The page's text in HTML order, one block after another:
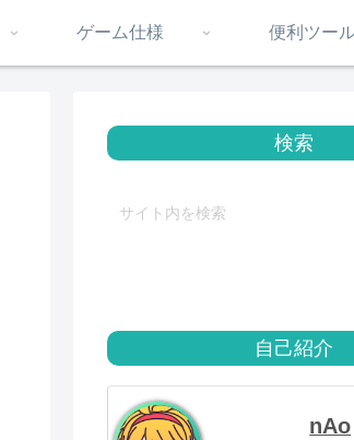
ゲーム仕様 便利ツー
検索
自己紹介
nAo